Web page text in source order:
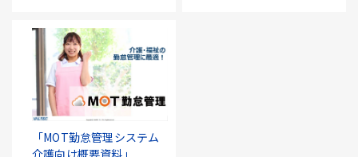
「MOT勤怠管理システム